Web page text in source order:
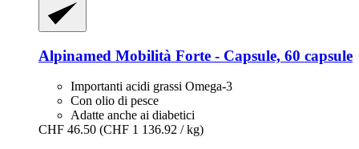
Alpinamed Mobilità Forte -​ Capsule, 60 capsule
Importanti acidi grassi Omega-3
Con olio di pesce
Adatte anche ai diabetici
CHF 46.50 (CHF 1 136.92 / kg)